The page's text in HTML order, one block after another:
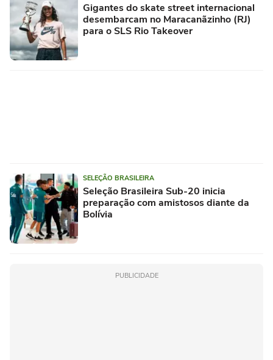
Gigantes do skate street internacional
desembarcam no Maracanãzinho (RJ)
para o SLS Rio Takeover
SELEÇÃO BRASILEIRA
Seleção Brasileira Sub-20 inicia
preparação com amistosos diante da
Bolívia
PUBLICIDADE